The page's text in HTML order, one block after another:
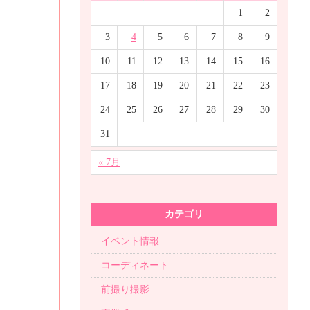
1 2
3 4 5 6 7 8 9
10 11 12 13 14 15 16
17 18 19 20 21 22 23
24 25 26 27 28 29 30
31
« 7月
カテゴリ
イベント情報
コーディネート
前撮り撮影